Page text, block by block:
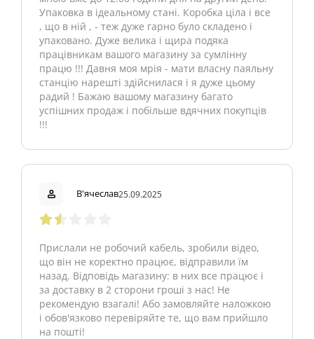
Упаковка в ідеальному стані. Коробка ціла і все
, що в ній , - теж дуже гарно було складено і
упаковано. Дуже велика і щира подяка
працівникам вашого магазину за сумлінну
працю !!! Давня моя мрія - мати власну паяльну
станцію нарешті здійснилася і я дуже цьому
радий ! Бажаю вашому магазину багато
успішних продаж і побільше вдячних покупців
!!!
В'ячеслав25.09.2025
Прислали не робочий кабель, зробили відео,
що він не коректно працює, відправили їм
назад. Відповідь магазину: в них все працює і
за доставку в 2 сторони гроші з нас! Не
рекомендую взагалі! Або замовляйте наложкою
і обов'язково перевіряйте те, що вам прийшло
на пошті!